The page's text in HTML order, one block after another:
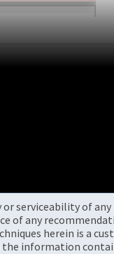
serviceability of
any
herein is a
information